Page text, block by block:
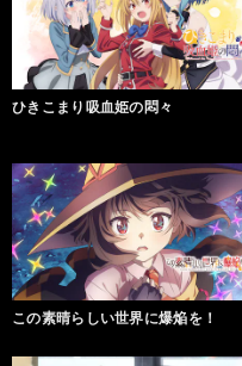
ひきこまり吸血姫の悶々
この素晴らしい世界に爆焔を！